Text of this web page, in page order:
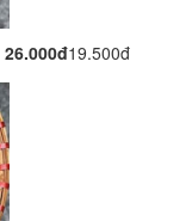
26.000đ19.500đ